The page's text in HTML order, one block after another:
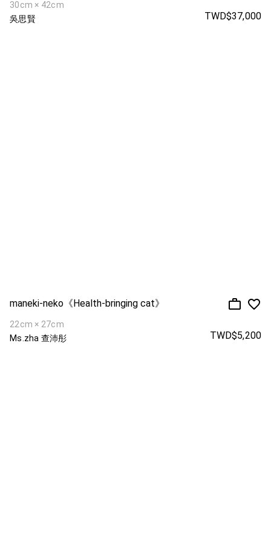
30cm × 42cm
吳思賢
TWD$37,000
maneki-neko《Health-bringing cat》
22cm × 27cm
Ms.zha 查沛彤
TWD$5,200